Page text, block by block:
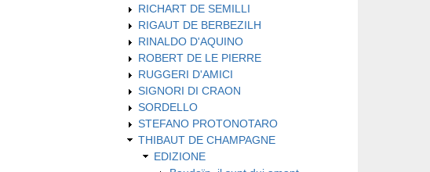
RICHART DE SEMILLI
RIGAUT DE BERBEZILH
RINALDO D'AQUINO
ROBERT DE LE PIERRE
RUGGERI D'AMICI
SIGNORI DI CRAON
SORDELLO
STEFANO PROTONOTARO
THIBAUT DE CHAMPAGNE
EDIZIONE